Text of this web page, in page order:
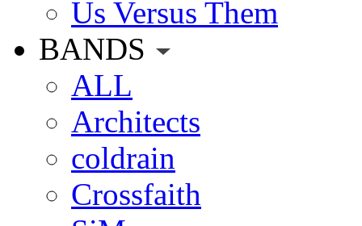
Us Versus Them
BANDS
ALL
Architects
coldrain
Crossfaith